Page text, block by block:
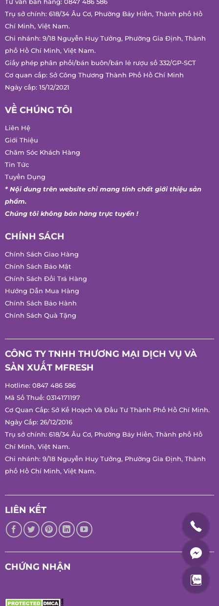
Tư vấn bán hàng: 0847 486 586
Trụ sở chính: 618/34 Âu Cơ, Phường Bảy Hiền, Thành phố Hồ
Chí Minh, Việt Nam.
Chi nhánh: 9/18 Nguyễn Huy Tưởng, Phường Gia Định, Thành
phố Hồ Chí Minh, Việt Nam.
Giấy phép phân phối/bán buôn/bán lẻ rượu số 332/GP-SCT
Cơ quan cấp: Sở Công Thương Thành Phố Hồ Chí Minh
Ngày cấp: 15/12/2021
VỀ CHÚNG TÔI
Liên Hệ
Giới Thiệu
Chăm Sóc Khách Hàng
Tin Tức
Tuyển Dụng
* Nội dung trên website chỉ mang tính chất giới thiệu sản
phẩm.
Chúng tôi không bán hàng trực tuyến !
CHÍNH SÁCH
Chính Sách Giao Hàng
Chính Sách Bảo Mật
Chính Sách Đổi Trả Hàng
Hướng Dẫn Mua Hàng
Chính Sách Bảo Hành
Chính Sách Quà Tặng
CÔNG TY TNHH THƯƠNG MẠI DỊCH VỤ VÀ
SẢN XUẤT MFRESH
Hotline: 0847 486 586
Mã Số Thuế: 0314171197
Cơ Quan Cấp: Sở Kế Hoạch Và Đầu Tư Thành Phố Hồ Chí Minh.
Ngày Cấp: 26/12/2016
Trụ sở chính: 618/34 Âu Cơ, Phường Bảy Hiền, Thành phố Hồ
Chí Minh, Việt Nam.
Chi nhánh: 9/18 Nguyễn Huy Tưởng, Phường Gia Định, Thành
phố Hồ Chí Minh, Việt Nam.
LIÊN KẾT
CHỨNG NHẬN